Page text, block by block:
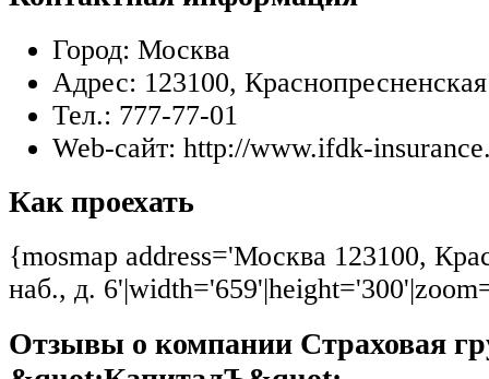
Город: Москва
Адрес: 123100,
Тел.: 777-77-01
Web-сайт: http://www.ifdk-
Как проехать
{mosmap address='Москва 123100,
наб., д.
Отзывы о компании Страховая